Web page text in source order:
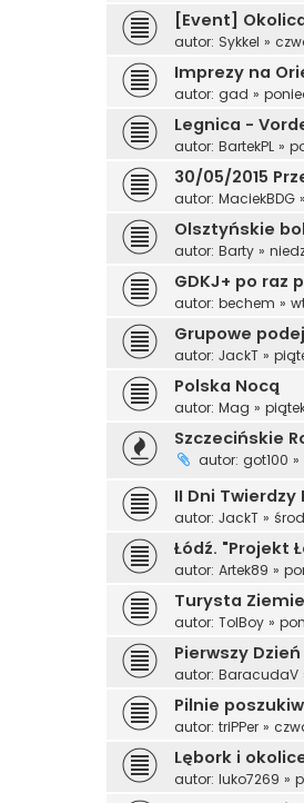
[Event]
autor: Sykkel »
Imprezy na
autor: gad »
Legnica -
autor: BartekPL »
30/05/2015
autor: MaciekBDG »
Olsztyńskie
autor: Barty »
GDKJ+ po raz
autor: bechem »
Grupowe
autor: JackT »
Polska Nocą
autor: Mag »
Szczecińskie
autor: got100 »
II Dni
autor: JackT »
Łódź. "Projekt
autor: Artek89 »
Turysta
autor: TolBoy »
Pierwszy
autor: BaracudaV
Pilnie
autor: triPPer »
Lębork i
autor: luko7269 »